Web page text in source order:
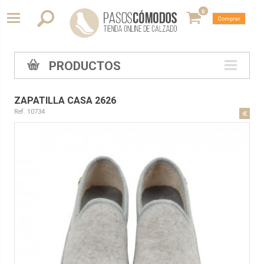
0
Comprar
PRODUCTOS
ZAPATILLA CASA 2626
Ref. 10734